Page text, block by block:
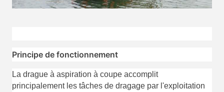
Principe de fonctionnement
La drague à aspiration à coupe accomplit
principalement les tâches de dragage par l'exploitation